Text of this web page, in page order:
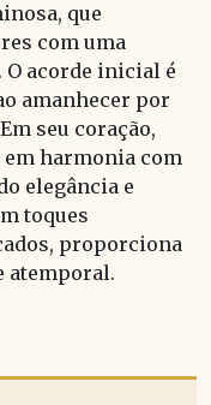
que
com uma
acorde inicial é
amanhecer por
seu coração,
em harmonia com
elegância e
toques
proporciona
atemporal.